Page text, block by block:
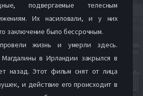
подвергаемые телесным
Их насиловали, и у них
заключение было бессрочным.
жизнь и умерли здесь.
в Ирландии закрылся в
назад. Этот фильм снят от лица
и действие его происходит в